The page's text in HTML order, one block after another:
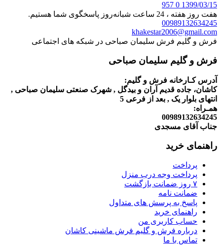
1399/03/15
0
957
هفت روز هفته ، 24 ساعت شبانه‌روز پاسخگوی شما هستیم.
00989132634245
khakestar2006@gmail.com
فرش و گلیم فرش سلیمان صباحی در شبکه های اجتماعی
فرش و گلیم سلیمان صباحی
آدرس کـارخانه فرش و گلیم:
کاشان، جاده قدیم آران و بیدگل , شهرک صنعتی سلیمان صباحی ,
انتهای بلوار یک , بعد از فرعی 5
همـراه:
00989132634245
جناب آقای مسجدی
راهنمای خرید
پرداخت
پرداخت وجه درب منزل
۷ روز ضمانت بازگشت
ضمانت نامه
پاسخ به پرسش های متداول
راهنمای خرید
حساب کاربری من
درباره فرش و گلیم فرش ماشینی کاشان
تماس با ما